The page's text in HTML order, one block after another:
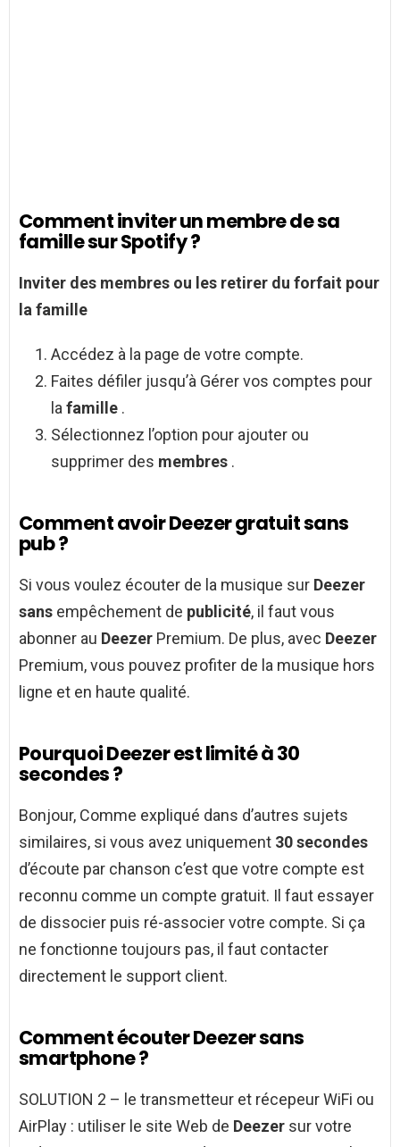
Comment inviter un membre de sa
famille sur Spotify ?
Inviter des membres ou les retirer du forfait pour
la famille
Accédez à la page de votre compte.
Faites défiler jusqu’à Gérer vos comptes pour
la famille .
Sélectionnez l’option pour ajouter ou
supprimer des membres .
Comment avoir Deezer gratuit sans
pub ?
Si vous voulez écouter de la musique sur Deezer
sans empêchement de publicité, il faut vous
abonner au Deezer Premium. De plus, avec Deezer
Premium, vous pouvez profiter de la musique hors
ligne et en haute qualité.
Pourquoi Deezer est limité à 30
secondes ?
Bonjour, Comme expliqué dans d’autres sujets
similaires, si vous avez uniquement 30 secondes
d’écoute par chanson c’est que votre compte est
reconnu comme un compte gratuit. Il faut essayer
de dissocier puis ré-associer votre compte. Si ça
ne fonctionne toujours pas, il faut contacter
directement le support client.
Comment écouter Deezer sans
smartphone ?
SOLUTION 2 – le transmetteur et récepeur WiFi ou
AirPlay : utiliser le site Web de Deezer sur votre